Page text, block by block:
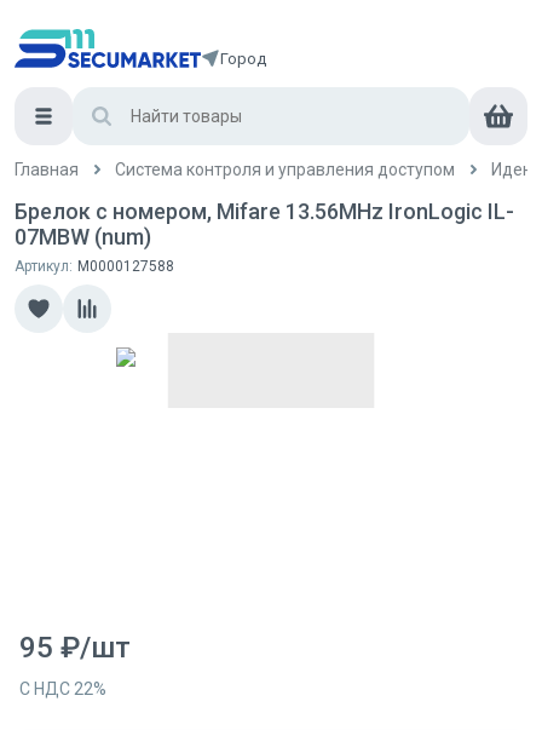
Город
Главная Система контроля и управления доступом
Брелок с номером, Mifare 13.56MHz IronLogic IL-
07MBW (num)
Артикул: М0000127588
95 ₽/шт
С НДС 22%